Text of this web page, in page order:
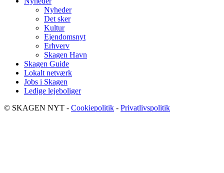
Nyheder
Det sker
Kultur
Ejendomsnyt
Erhverv
Skagen Havn
Skagen Guide
Lokalt netværk
Jobs i Skagen
Ledige lejeboliger
© SKAGEN NYT - Cookiepolitik - Privatlivspolitik